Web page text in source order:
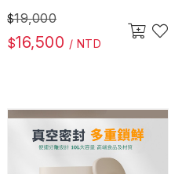
$19,000
$16,500 / NTD